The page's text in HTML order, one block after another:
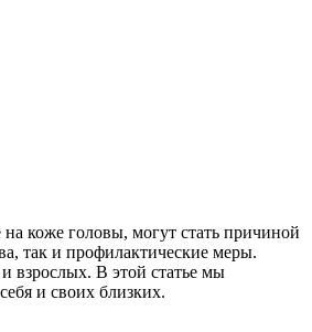
коже головы, могут стать причиной
так и профилактические меры.
взрослых. В этой статье мы
и своих близких.